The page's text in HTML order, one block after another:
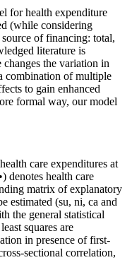
for health expenditure
(while considering
of financing: total,
literature is
the variation in
combination of multiple
to gain enhanced
formal way, our model
care expenditures at
denotes health care
matrix of explanatory
estimated (su, ni, ca and
the general statistical
squares are
in presence of first-
sectional correlation,